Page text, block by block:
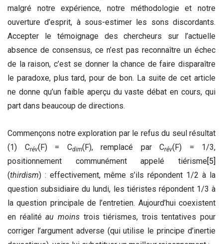
malgré notre expérience, notre méthodologie et notre
ouverture d’esprit, à sous-estimer les sons discordants.
Accepter le témoignage des chercheurs sur l’actuelle
absence de consensus, ce n’est pas reconnaître un échec
de la raison, c’est se donner la chance de faire disparaître
le paradoxe, plus tard, pour de bon. La suite de cet article
ne donne qu’un faible aperçu du vaste débat en cours, qui
part dans beaucoup de directions.
Commençons notre exploration par le refus du seul résultat
(1) Crév(F) = Cdim(F), remplacé par Crév(F) = 1/3,
positionnement communément appelé tiérisme [5]
(thirdism) : effectivement, même s’ils répondent 1/2 à la
question subsidiaire du lundi, les tiéristes répondent 1/3 à
la question principale de l’entretien. Aujourd’hui coexistent
en réalitéau moinstrois tiérismes, trois tentatives pour
corriger l’argument adverse (qui utilise le principe d’inertie